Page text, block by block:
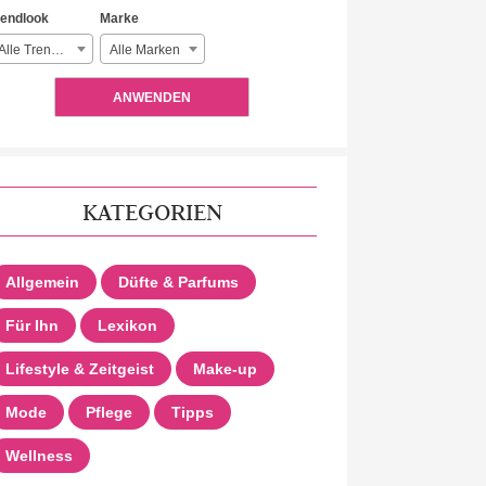
Alle Trendlooks
Marke
Alle Marken
ANWENDEN
KATEGORIEN
Allgemein Düfte & Parfums
Für Ihn Lexikon
Lifestyle & Zeitgeist Make-up
Mode Pflege Tipps
Wellness